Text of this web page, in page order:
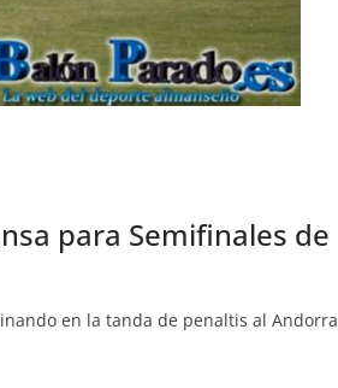
para Semifinales de
en la tanda de penaltis al Andorra